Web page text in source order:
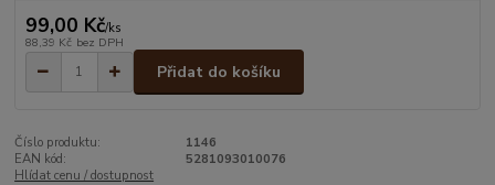
99,00 Kč/ks
88,39 Kč bez DPH
Přidat do košíku
Číslo produktu:
1146
EAN kód:
5281093010076
Hlídat cenu / dostupnost